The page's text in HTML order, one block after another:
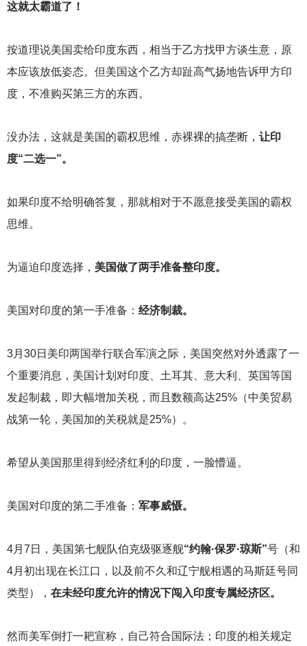
这就太霸道了！
按道理说美国卖给印度东西，相当于乙方找甲方谈生意，原
本应该放低姿态。但美国这个乙方却趾高气扬地告诉甲方印
度，不准购买第三方的东西。
没办法，这就是美国的霸权思维，赤裸裸的搞垄断， 让印
度“二选一”。
如果印度不给明确答复，那就相对于不愿意接受美国的霸权
思维。
为逼迫印度选择， 美国做了两手准备整印度。
美国对印度的第一手准备： 经济制裁。
3月30日美印两国举行联合军演之际，美国突然对外透露了一
个重要消息，美国计划对印度、土耳其、意大利、英国等国
发起制裁，即大幅增加关税，而且数额高达25%（中美贸易
战第一轮，美国加的关税就是25%）。
希望从美国那里得到经济红利的印度，一脸懵逼。
美国对印度的第二手准备： 军事威慑。
4月7日，美国第七舰队伯克级驱逐舰“约翰·保罗·琼斯”号（和
4月初出现在长江口，以及前不久和辽宁舰相遇的马斯廷号同
类型）， 在未经印度允许的情况下闯入印度专属经济区。
然而美军倒打一耙宣称，自己符合国际法；印度的相关规定